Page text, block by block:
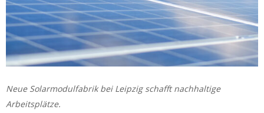
Neue Solarmodulfabrik bei Leipzig schafft nachhaltige
Arbeitsplätze.